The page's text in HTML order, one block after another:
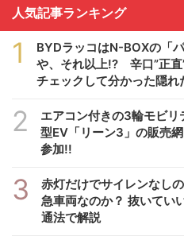
人気記事ランキング
1
BYDラッコはN-BOXの「
や、それ以上!? 辛口”正直
チェックして分かった隠れ
2
エアコン付きの3輪モビ
型EV「リーン3」の販売
参加!!
3
赤灯だけでサイレンなし
急車両なのか？ 抜いてい
通法で解説